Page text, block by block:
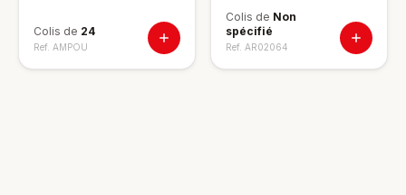
Colis de 24
Ref. AMPOU
Colis de Non
spécifié
Ref. AR02064